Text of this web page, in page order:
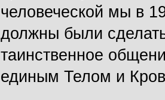
человеческой мы в
должны были
таинственное
единым Телом и